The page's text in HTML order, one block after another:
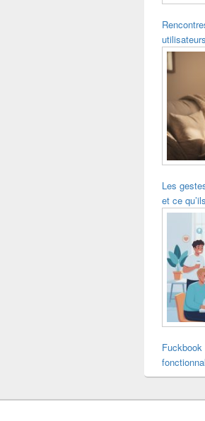
Les
et ce